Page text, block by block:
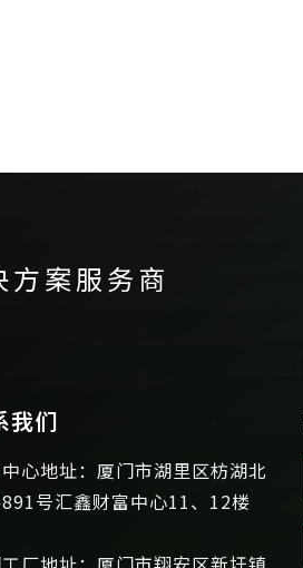
案服务商
我们
心地址：厦门市湖里区枋湖北
号汇鑫财富中心11、12楼